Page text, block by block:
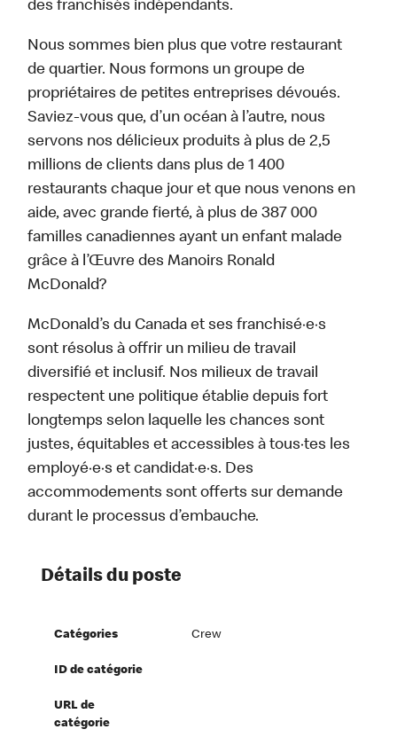
des franchisés indépendants.
Nous sommes bien plus que votre restaurant
de quartier. Nous formons un groupe de
propriétaires de petites entreprises dévoués.
Saviez-vous que, d’un océan à l’autre, nous
servons nos délicieux produits à plus de 2,5
millions de clients dans plus de 1 400
restaurants chaque jour et que nous venons en
aide, avec grande fierté, à plus de 387 000
familles canadiennes ayant un enfant malade
grâce à l’Œuvre des Manoirs Ronald
McDonald?
McDonald’s du Canada et ses franchisé·e·s
sont résolus à offrir un milieu de travail
diversifié et inclusif. Nos milieux de travail
respectent une politique établie depuis fort
longtemps selon laquelle les chances sont
justes, équitables et accessibles à tous·tes les
employé·e·s et candidat·e·s. Des
accommodements sont offerts sur demande
durant le processus d’embauche.
Détails du poste
Catégories Crew
ID de catégorie
URL de
catégorie